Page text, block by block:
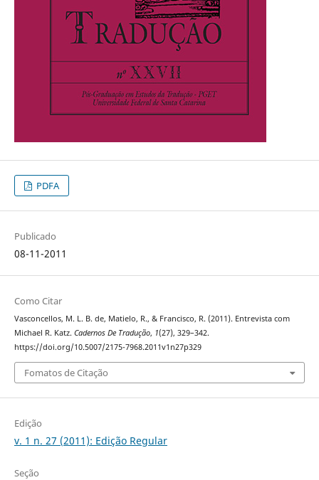
PDFA
Publicado
08-11-2011
Como Citar
Vasconcellos, M. L. B. de, Matielo, R., & Francisco, R. (2011). Entrevista com
Michael R. Katz. Cadernos De Tradução, 1(27), 329–342.
https://doi.org/10.5007/2175-7968.2011v1n27p329
Fomatos de Citação
Edição
v. 1 n. 27 (2011): Edição Regular
Seção